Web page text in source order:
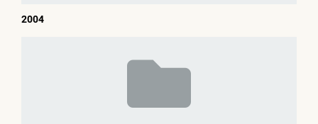
2004